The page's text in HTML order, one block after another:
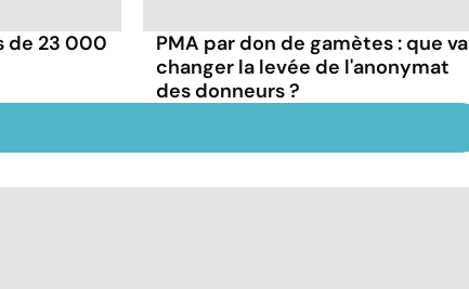
de 23 000
PMA par don de gamètes : que va
changer la levée de l'anonymat
des donneurs ?